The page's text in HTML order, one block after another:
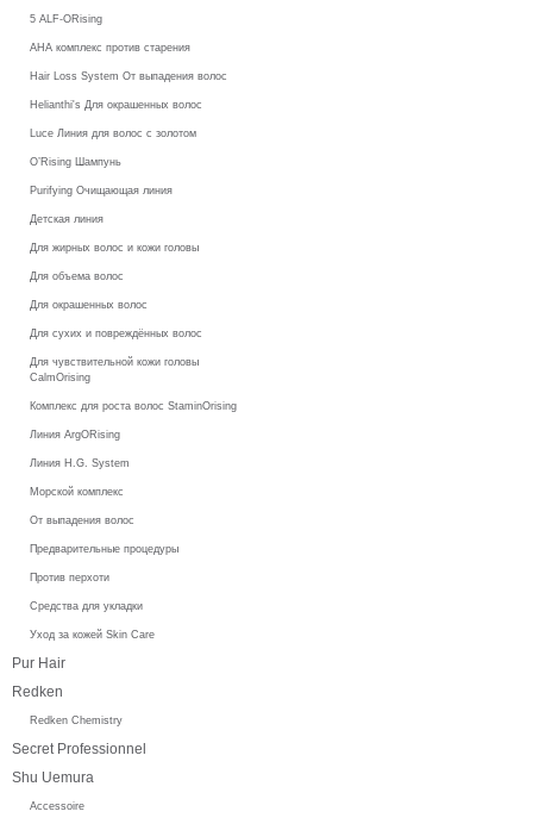
5 ALF-ORising
AHA комплекс против старения
Hair Loss System От выпадения волос
Helianthi's Для окрашенных волос
Luce Линия для волос с золотом
O’Rising Шампунь
Purifying Очищающая линия
Детская линия
Для жирных волос и кожи головы
Для объема волос
Для окрашенных волос
Для сухих и повреждённых волос
Для чувствительной кожи головы
CalmOrising
Комплекс для роста волос StaminOrising
Линия ArgORising
Линия H.G. System
Морской комплекс
От выпадения волос
Предварительные процедуры
Против перхоти
Средства для укладки
Уход за кожей Skin Care
Pur Hair
Redken
Redken Chemistry
Secret Professionnel
Shu Uemura
Accessoire